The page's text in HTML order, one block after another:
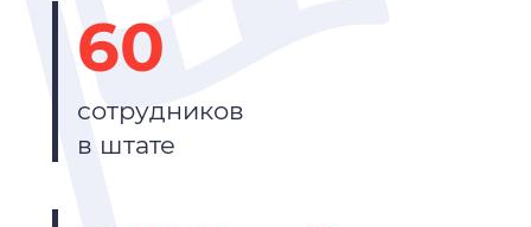
60
сотрудников
в штате